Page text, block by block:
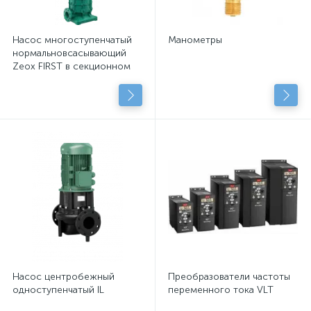
Насос многоступенчатый
нормальновсасывающий
Zeox FIRST в секционном
Манометры
Насос центробежный
одноступенчатый IL
Преобразователи частоты
переменного тока VLT